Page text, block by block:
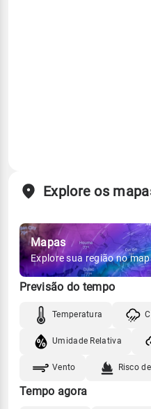
Explore os
Mapas
Explore sua região no
Previsão do tempo
Temperatura
Umidade Relativa
Vento Risco
Tempo agora